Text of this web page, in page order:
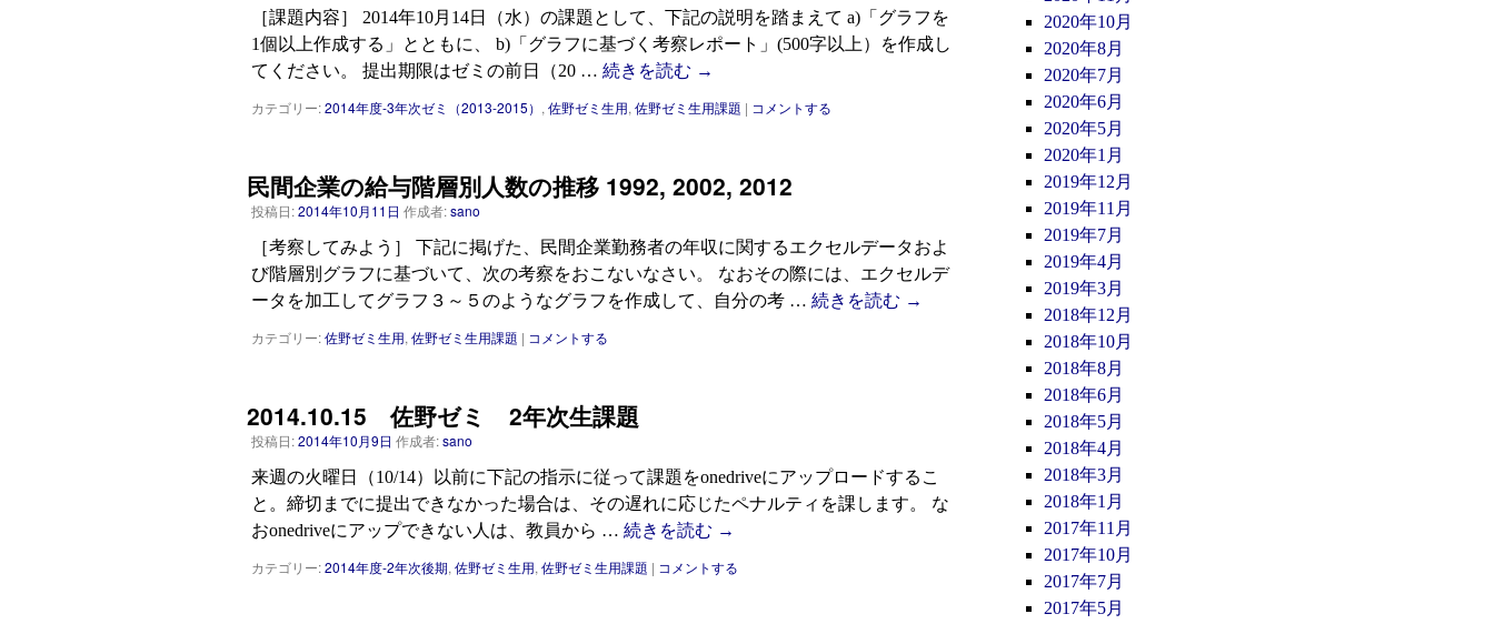
［課題内容］ 2014年10月14日（水）の課題として、下記の説明を踏まえて a)「グラフを
1個以上作成する」とともに、 b)「グラフに基づく考察レポート」(500字以上）を作成し
てください。 提出期限はゼミの前日（20 … 続きを読む →
カテゴリー:2014年度-3年次ゼミ（2013-2015） , 佐野ゼミ生用, 佐野ゼミ生用課題 | コメントする
民間企業の給与階層別人数の推移 1992, 2002, 2012
投稿日:2014年10月11日 作成者:sano
［考察してみよう］ 下記に掲げた、民間企業勤務者の年収に関するエクセルデータおよ
び階層別グラフに基づいて、次の考察をおこないなさい。 なおその際には、エクセルデ
ータを加工してグラフ３～５のようなグラフを作成して、自分の考 … 続きを読む →
カテゴリー:佐野ゼミ生用, 佐野ゼミ生用課題 | コメントする
2014.10.15 佐野ゼミ 2年次生課題
投稿日:2014年10月9日 作成者:sano
来週の火曜日（10/14）以前に下記の指示に従って課題をonedriveにアップロードするこ
と。締切までに提出できなかった場合は、その遅れに応じたペナルティを課します。 な
おonedriveにアップできない人は、教員から … 続きを読む →
カテゴリー:2014年度-2年次後期, 佐野ゼミ生用, 佐野ゼミ生用課題 | コメントする
2020年10月
2020年8月
2020年7月
2020年6月
2020年5月
2020年1月
2019年12月
2019年11月
2019年7月
2019年4月
2019年3月
2018年12月
2018年10月
2018年8月
2018年6月
2018年5月
2018年4月
2018年3月
2018年1月
2017年11月
2017年10月
2017年7月
2017年5月